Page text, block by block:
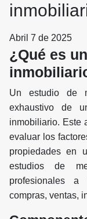
Abril 7 de 2025
¿Qué es
Un estudio de
exhaustivo de
inmobiliario. Este
evaluar los
propiedades en
estudios de
profesionales a
compras, ventas,